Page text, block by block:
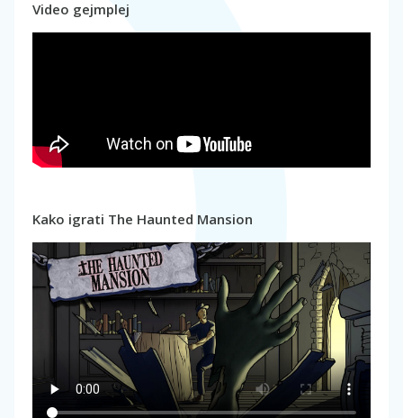
Video gejmplej
Kako igrati The Haunted Mansion